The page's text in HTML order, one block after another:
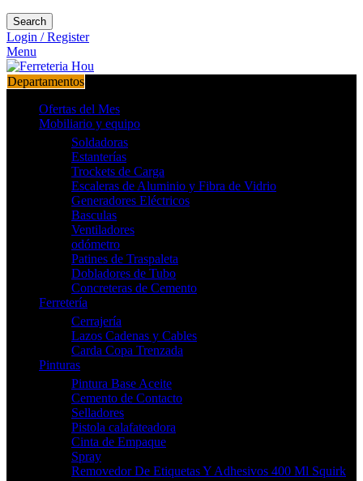
Search
Login / Register
Menu
Departamentos
Ofertas del Mes
Mobiliario y equipo
Soldadoras
Estanterías
Trockets de Carga
Escaleras de Aluminio y Fibra de Vidrio
Generadores Eléctricos
Basculas
Ventiladores
odómetro
Patines de Traspaleta
Dobladores de Tubo
Concreteras de Cemento
Ferretería
Cerrajería
Lazos Cadenas y Cables
Carda Copa Trenzada
Pinturas
Pintura Base Aceite
Cemento de Contacto
Selladores
Pistola calafateadora
Cinta de Empaque
Spray
Removedor De Etiquetas Y Adhesivos 400 Ml Squirk